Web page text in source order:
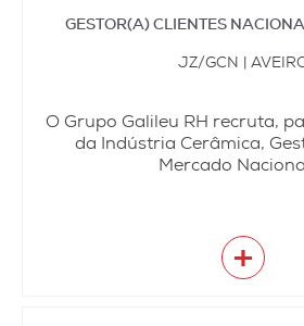
GESTOR(A) CLIENTES
JZ/GCN |
O Grupo Galileu RH recruta,
da Indústria Cerâmica,
Mercado
+